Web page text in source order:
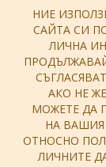
НИЕ
САЙТА СИ
ЛИЧНА
АКО НЕ
МОЖЕТЕ ДА
НА ВАШИЯ
ОТНОСНО
ЛИЧНИТЕ